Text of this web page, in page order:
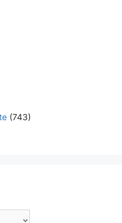
(743)